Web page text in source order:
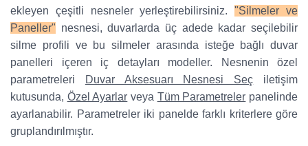
ekleyen çeşitli nesneler yerleştirebilirsiniz."Silmeler ve
Paneller" nesnesi, duvarlarda üç adede kadar seçilebilir
silme profili ve bu silmeler arasında isteğe bağlı duvar
panelleri içeren iç detayları modeller. Nesnenin özel
parametreleri
Duvar Aksesuarı Nesnesi Seç iletişim
kutusunda, Özel Ayarlar veya Tüm Parametreler panelinde
ayarlanabilir. Parametreler iki panelde farklı kriterlere göre
gruplandırılmıştır.